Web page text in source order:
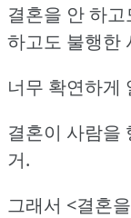
결혼을 안 하
하고도 불행한
너무 확연하게
결혼이 사람을
거.
그래서 <결혼